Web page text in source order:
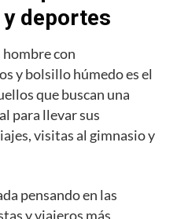
deportes
con
y bolsillo húmedo es el
que buscan una
para llevar sus
visitas al gimnasio y
pensando en las